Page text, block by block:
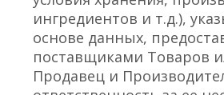
ингредиентов и т.д.),
основе данных,
поставщиками Товаров
Продавец и